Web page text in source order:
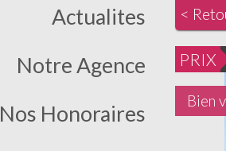
Actualites
Notre Agence
Nos Honoraires
<
PRIX
Bien